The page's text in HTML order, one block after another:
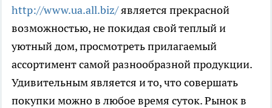
http://www.ua.all.biz/является прекрасной
возможностью, не покидая свой теплый и
уютный дом, просмотреть прилагаемый
ассортимент самой разнообразной продукции.
Удивительным является и то, что совершать
покупки можно в любое время суток. Рынок в